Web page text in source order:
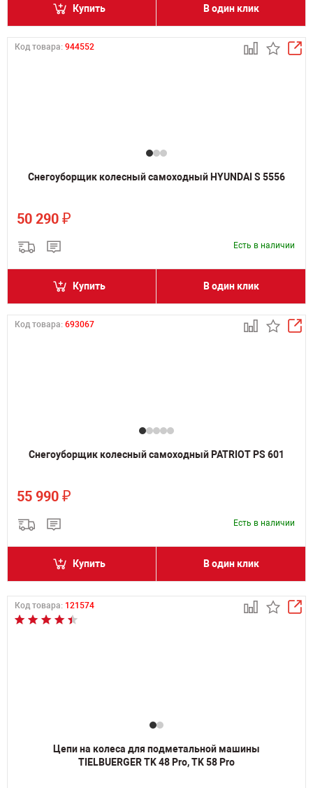
Купить В один клик
Код товара: 944552
Снегоуборщик колесный самоходный HYUNDAI S 5556
50 290 ₽
Есть в наличии
Купить В один клик
Код товара: 693067
Снегоуборщик колесный самоходный PATRIOT PS 601
55 990 ₽
Есть в наличии
Купить В один клик
Код товара: 121574
Цепи на колеса для подметальной машины
TIELBUERGER TK 48 Pro, TK 58 Pro